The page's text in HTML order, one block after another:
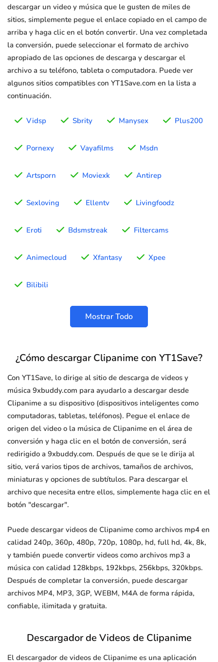
descargar un video y música que le gusten de miles de
sitios, simplemente pegue el enlace copiado en el campo de
arriba y haga clic en el botón convertir. Una vez completada
la conversión, puede seleccionar el formato de archivo
apropiado de las opciones de descarga y descargar el
archivo a su teléfono, tableta o computadora. Puede ver
algunos sitios compatibles con YT1Save.com en la lista a
continuación.
Vidsp Sbrity Manysex Plus200
Pornexy Vayafilms Msdn
Artsporn Moviexk Antirep
Sexloving Ellentv Livingfoodz
Eroti Bdsmstreak Filtercams
Animecloud Xfantasy Xpee
Bilibili
Mostrar Todo
¿Cómo descargar Clipanime con YT1Save?
Con YT1Save, lo dirige al sitio de descarga de videos y
música 9xbuddy.com para ayudarlo a descargar desde
Clipanime a su dispositivo (dispositivos inteligentes como
computadoras, tabletas, teléfonos). Pegue el enlace de
origen del video o la música de Clipanime en el área de
conversión y haga clic en el botón de conversión, será
redirigido a 9xbuddy.com. Después de que se le dirija al
sitio, verá varios tipos de archivos, tamaños de archivos,
miniaturas y opciones de subtítulos. Para descargar el
archivo que necesita entre ellos, simplemente haga clic en el
botón "descargar".
Puede descargar videos de Clipanime como archivos mp4 en
calidad 240p, 360p, 480p, 720p, 1080p, hd, full hd, 4k, 8k,
y también puede convertir videos como archivos mp3 a
música con calidad 128kbps, 192kbps, 256kbps, 320kbps.
Después de completar la conversión, puede descargar
archivos MP4, MP3, 3GP, WEBM, M4A de forma rápida,
confiable, ilimitada y gratuita.
Descargador de Videos de Clipanime
El descargador de videos de Clipanime es una aplicación